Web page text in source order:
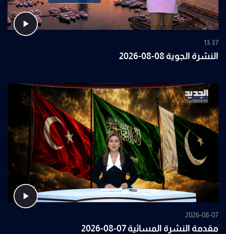
13:37
النشرة الجوية 08-08-2026
2026-08-07
مقدمة النشرة المسائية 07-08-2026